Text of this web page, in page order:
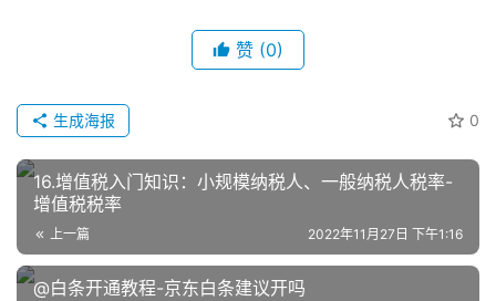
店
运
营
跨
赞 (0)
0
生成海报
16.增值税入门知识：小规模纳税人、一般纳税人税率-
增值税税率
上一篇 2022年11月27日 下午1:16
@白条开通教程-京东白条建议开吗